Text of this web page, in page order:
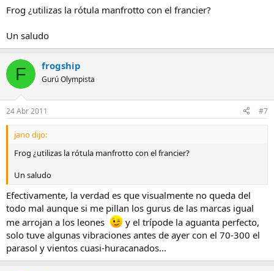
Frog ¿utilizas la rótula manfrotto con el francier?
Un saludo
F frogship
Gurú Olympista
24 Abr 2011 #7
jano dijo:
Frog ¿utilizas la rótula manfrotto con el francier?
Un saludo
Efectivamente, la verdad es que visualmente no queda del
todo mal aunque si me pillan los gurus de las marcas igual
me arrojan a los leones
y el trípode la aguanta perfecto,
solo tuve algunas vibraciones antes de ayer con el 70-300 el
parasol y vientos cuasi-huracanados...